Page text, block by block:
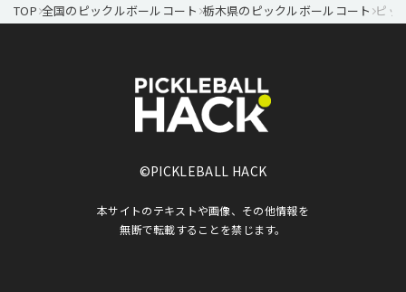
TOP 全国のピックルボールコート 栃木県のピックルボールコート ピッ
©PICKLEBALL HACK
本サイトのテキストや画像、その他情報を
無断で転載することを禁じます。